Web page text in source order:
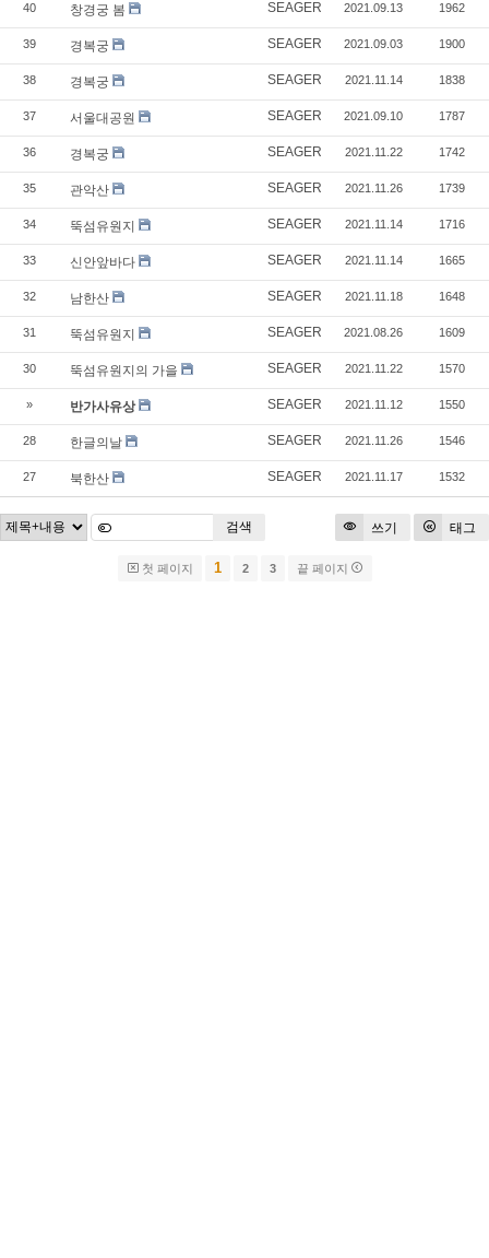
40 창경궁 봄 SEAGER 2021.09.13 1962
39 경복궁 SEAGER 2021.09.03 1900
38 경복궁 SEAGER 2021.11.14 1838
37 서울대공원 SEAGER 2021.09.10 1787
36 경복궁 SEAGER 2021.11.22 1742
35 관악산 SEAGER 2021.11.26 1739
34 뚝섬유원지 SEAGER 2021.11.14 1716
33 신안앞바다 SEAGER 2021.11.14 1665
32 남한산 SEAGER 2021.11.18 1648
31 뚝섬유원지 SEAGER 2021.08.26 1609
30 뚝섬유원지의 가을 SEAGER 2021.11.22 1570
» 반가사유상 SEAGER 2021.11.12 1550
28 한글의날 SEAGER 2021.11.26 1546
27 북한산 SEAGER 2021.11.17 1532
쓰기 태그
검색
첫 페이지 1 2 3 끝 페이지